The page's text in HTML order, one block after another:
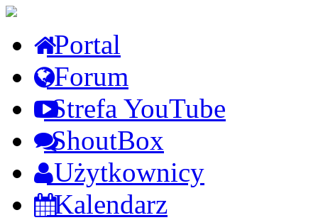
Portal
Forum
Strefa YouTube
ShoutBox
Użytkownicy
Kalendarz